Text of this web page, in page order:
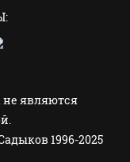
являются
1996-2025